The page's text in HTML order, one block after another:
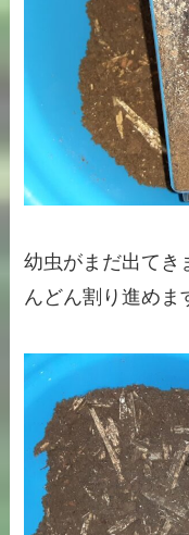
幼虫がまだ出てき
んどん割り進めま